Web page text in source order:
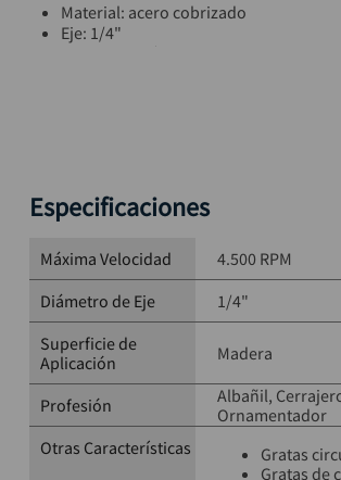
Material: acero cobrizado
Eje: 1/4"
Velocidad máxima: 4.500 RPM
1 grata circular 3”
Especificaciones
Máxima Velocidad
4.500 RPM
Diámetro de Eje
1/4"
Superficie de
Aplicación
Madera
Profesión Albañil
Ornamentador
Otras Características
Gratas
Gratas de